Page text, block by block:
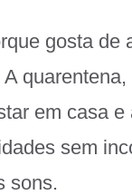
gosta de
em casa
sem
sons.